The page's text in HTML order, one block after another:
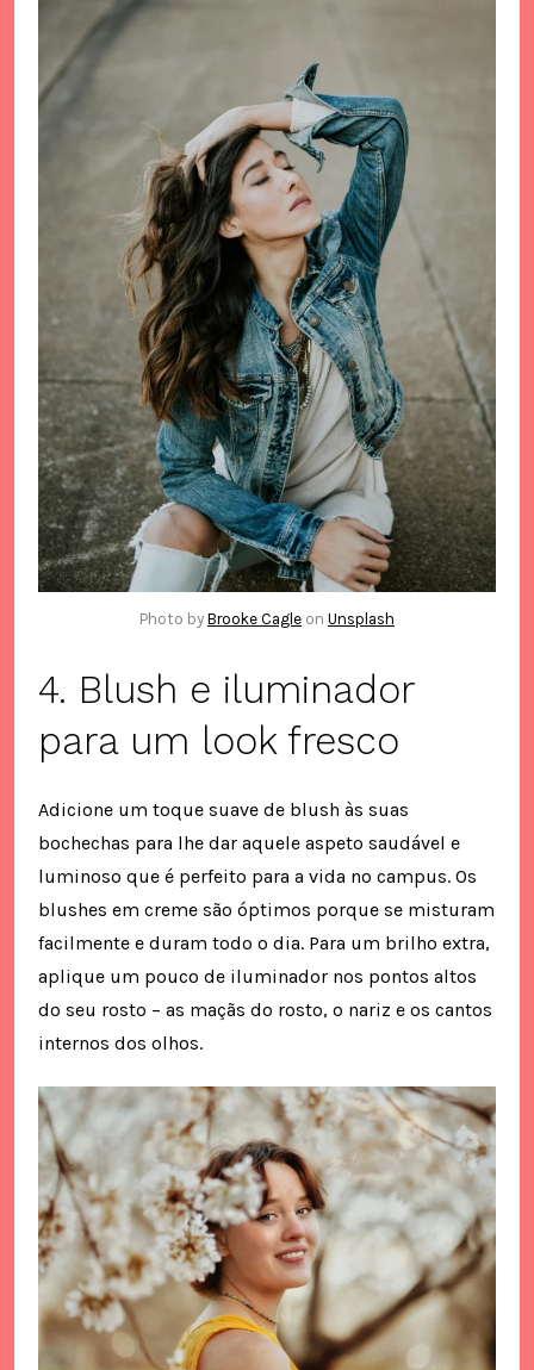
Photo by Brooke Cagleon Unsplash
4. Blush e iluminador
para um look fresco
Adicione um toque suave de blush às suas
bochechas para lhe dar aquele aspeto saudável e
luminoso que é perfeito para a vida no campus. Os
blushes em creme são óptimos porque se misturam
facilmente e duram todo o dia. Para um brilho extra,
aplique um pouco de iluminador nos pontos altos
do seu rosto – as maçãs do rosto, o nariz e os cantos
internos dos olhos.